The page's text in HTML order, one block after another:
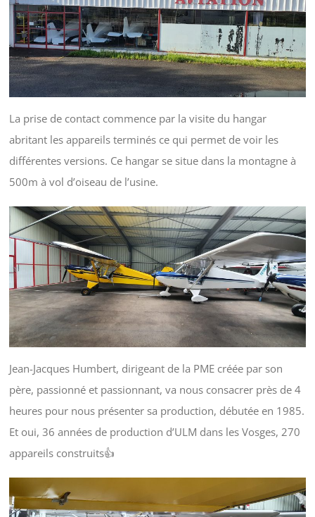
La prise de contact commence par la visite du hangar
abritant les appareils terminés ce qui permet de voir les
différentes versions. Ce hangar se situe dans la montagne à
500m à vol d’oiseau de l’usine.
Jean-Jacques Humbert, dirigeant de la PME créée par son
père, passionné et passionnant, va nous consacrer près de 4
heures pour nous présenter sa production, débutée en 1985.
Et oui, 36 années de production d’ULM dans les Vosges, 270
appareils construits👍